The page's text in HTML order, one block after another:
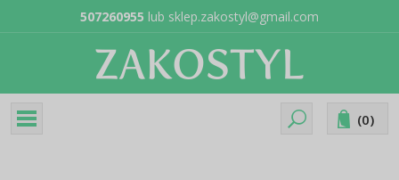
507260955 lub sklep.zakostyl@gmail.com
(0)